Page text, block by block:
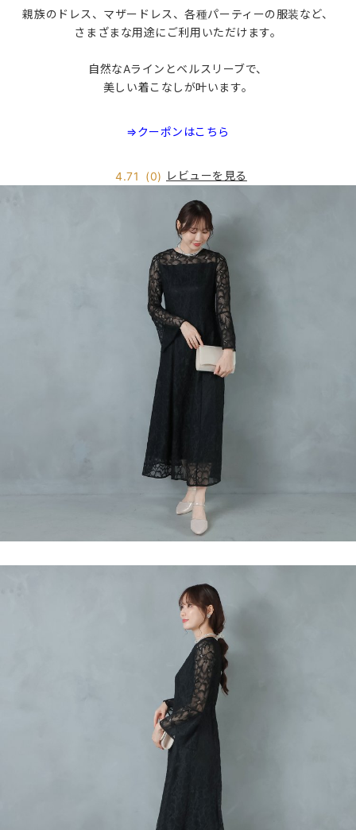
親族のドレス、マザードレス、各種パーティーの服装など、
さまざまな用途にご利用いただけます。
自然なAラインとベルスリーブで、
美しい着こなしが叶います。
⇒クーポンはこちら
4.71 (0) レビューを見る